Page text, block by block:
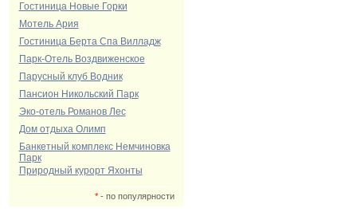
Гостиница Новые Горки
Мотель Ария
Гостиница Берта Спа Вилладж
Парк-Отель Воздвиженское
Парусный клуб Водник
Пансион Никольский Парк
Эко-отель Романов Лес
Дом отдыха Олимп
Банкетный комплекс Немчиновка
Парк
Природный курорт Яхонты
*- по популярности